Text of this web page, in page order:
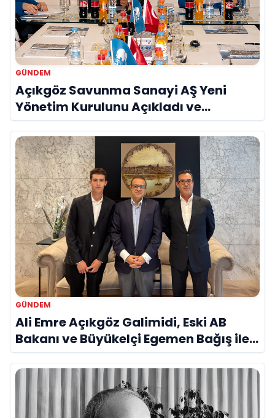
GÜNDEM
Açıkgöz Savunma Sanayi AŞ Yeni
Yönetim Kurulunu Açıkladı ve
Savunma Sanayinde Küresel Vizyon
Vurgusu
GÜNDEM
Ali Emre Açıkgöz Galimidi, Eski AB
Bakanı ve Büyükelçi Egemen Bağış ile
Bir Araya Geldi